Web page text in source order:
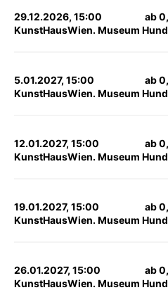
29.12.2026, 15:00
KunstHausWien. Museum
ab
5.01.2027, 15:00
KunstHausWien. Museum
ab
12.01.2027, 15:00
KunstHausWien. Museum
ab
19.01.2027, 15:00
KunstHausWien. Museum
ab
26.01.2027, 15:00
KunstHausWien. Museum
ab